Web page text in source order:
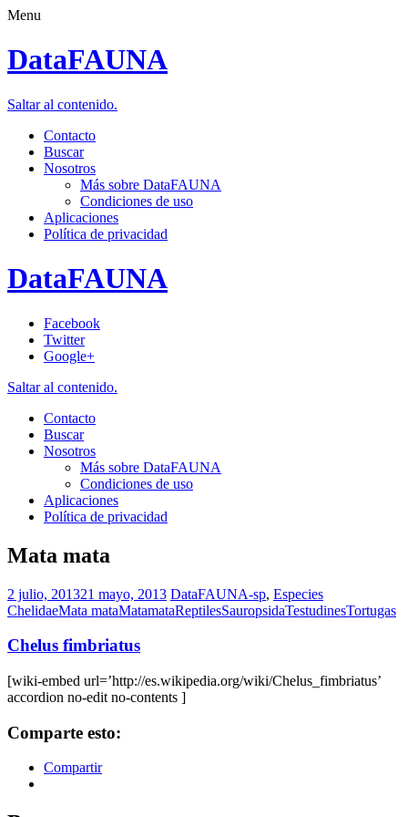
Menu
DataFAUNA
Saltar al contenido.
Contacto
Buscar
Nosotros
Más sobre DataFAUNA
Condiciones de uso
Aplicaciones
Política de privacidad
DataFAUNA
Facebook
Twitter
Google+
Saltar al contenido.
Contacto
Buscar
Nosotros
Más sobre DataFAUNA
Condiciones de uso
Aplicaciones
Política de privacidad
Mata mata
2 julio, 201321 mayo, 2013 DataFAUNA-sp, Especies
ChelidaeMata mataMatamataReptilesSauropsidaTestudinesTortugas
Chelus fimbriatus
[wiki-embed url=’http://es.wikipedia.org/wiki/Chelus_fimbriatus’
accordion no-edit no-contents ]
Comparte esto:
Compartir